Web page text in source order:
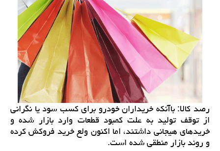
رصد كالا: باآنكه خریداران خودرو برای كسب سود یا نگرانی
از توقف تولید به علت كمبود قطعات وارد بازار شده و
خریدهای هیجانی داشتند، اما اكنون ولع خرید فروكش كرده
و روند بازار منطقی شده است.